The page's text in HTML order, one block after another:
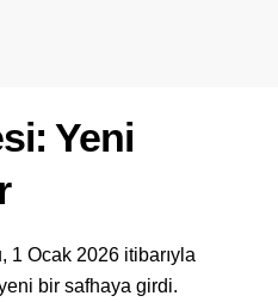
Yeni
1 Ocak 2026 itibarıyla
bir safhaya girdi.